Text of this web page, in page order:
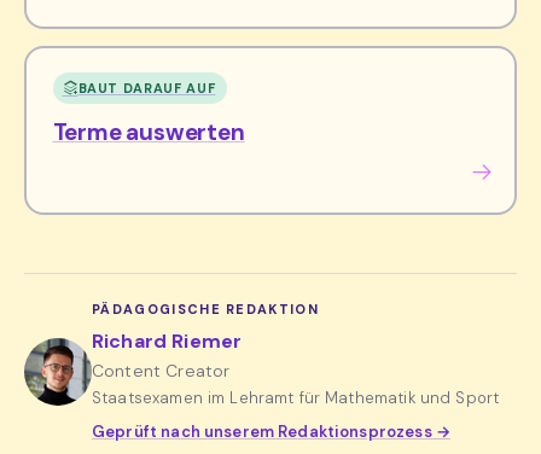
BAUT DARAUF AUF
Terme auswerten
PÄDAGOGISCHE REDAKTION
Richard Riemer
Content Creator
Staatsexamen im Lehramt für Mathematik und Sport
Geprüft nach unserem Redaktionsprozess →